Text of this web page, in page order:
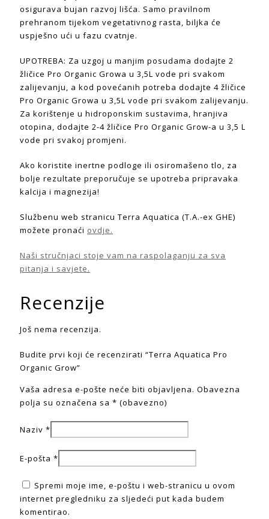
osigurava bujan razvoj lišća. Samo pravilnom
prehranom tijekom vegetativnog rasta, biljka će
uspješno ući u fazu cvatnje.
UPOTREBA: Za uzgoj u manjim posudama dodajte 2
žličice Pro Organic Growa u 3,5L vode pri svakom
zalijevanju, a kod povećanih potreba dodajte 4 žličice
Pro Organic Growa u 3,5L vode pri svakom zalijevanju.
Za korištenje u hidroponskim sustavima, hranjiva
otopina, dodajte 2-4 žličice Pro Organic Grow-a u 3,5 L
vode pri svakoj promjeni.
Ako koristite inertne podloge ili osiromašeno tlo, za
bolje rezultate preporučuje se upotreba pripravaka
kalcija i magnezija!
Službenu web stranicu Terra Aquatica (T.A.-ex GHE)
možete pronaći ovdje.
Naši stručnjaci stoje vam na raspolaganju za sva
pitanja i savjete.
Recenzije
Još nema recenzija.
Budite prvi koji će recenzirati “Terra Aquatica Pro
Organic Grow”
Vaša adresa e-pošte neće biti objavljena. Obavezna
polja su označena sa * (obavezno)
Naziv *
E-pošta *
Spremi moje ime, e-poštu i web-stranicu u ovom
internet pregledniku za sljedeći put kada budem
komentirao.